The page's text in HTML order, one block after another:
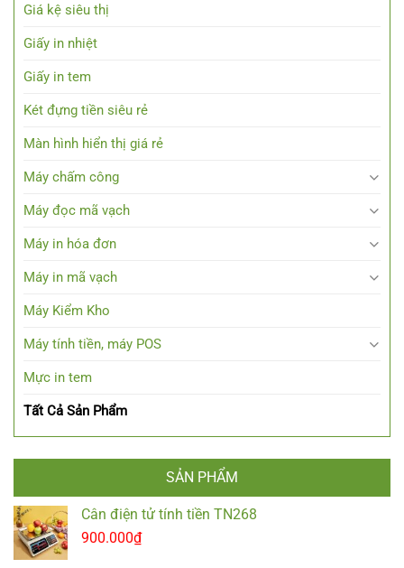
Giá kệ siêu thị
Giấy in nhiệt
Giấy in tem
Két đựng tiền siêu rẻ
Màn hình hiển thị giá rẻ
Máy chấm công
Máy đọc mã vạch
Máy in hóa đơn
Máy in mã vạch
Máy Kiểm Kho
Máy tính tiền, máy POS
Mực in tem
Tất Cả Sản Phẩm
SẢN PHẨM
Cân điện tử tính tiền TN268
900.000₫